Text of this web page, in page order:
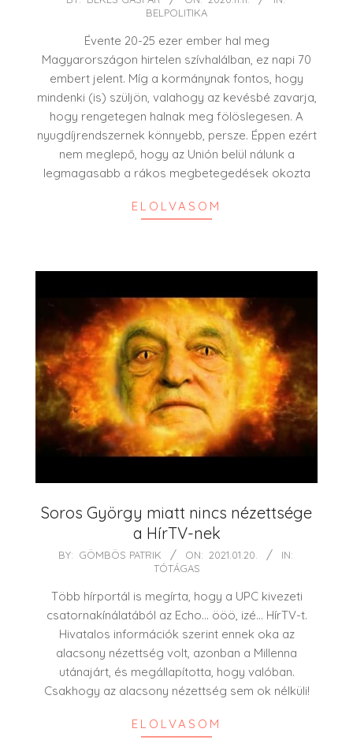
BELPOLITIKA
Évente 20-25 ezer ember hal meg
Magyarországon hirtelen szívhalálban, ez napi 70
embert jelent. Míg a kormánynak fontos, hogy
mindenki (is) szüljön, valahogy az kevésbé zavarja,
hogy rengetegen halnak meg fölöslegesen. A
nyugdíjrendszernek könnyebb, persze. Éppen ezért
nem meglepő, hogy az Unión belül nálunk a
legmagasabb a rákos megbetegedések okozta
ELOLVASOM
Soros György miatt nincs nézettsége
a HírTV-nek
2021-BY: GÖMBÖS PATRIK ON: 2021.01.20.
IN:
TÓTÁGAS
Több hírportál is megírta, hogy a UPC kivezeti
csatornakínálatából az Echo… ööö, izé… HírTV-t.
Hivatalos információk szerint ennek oka az
alacsony nézettség volt, azonban a Millenna
utánajárt, és megállapította, hogy valóban.
Csakhogy az alacsony nézettség sem ok nélküli!
ELOLVASOM